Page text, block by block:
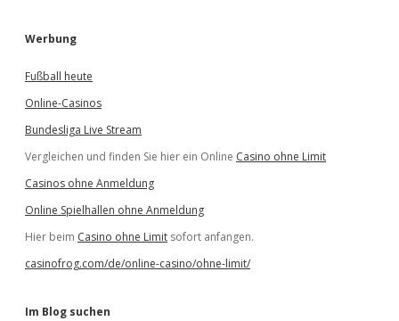
Werbung
Fußball heute
Online-Casinos
Bundesliga Live Stream
Vergleichen und finden Sie hier ein Online Casino ohne Limit
Casinos ohne Anmeldung
Online Spielhallen ohne Anmeldung
Hier beim Casino ohne Limit sofort anfangen.
casinofrog.com/de/online-casino/ohne-limit/
Im Blog suchen